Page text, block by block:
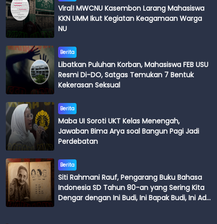
Viral! MWCNU Kasembon Larang Mahasiswa
KKN UMM Ikut Kegiatan Keagamaan Warga
NU
Berita
Libatkan Puluhan Korban, Mahasiswa FEB USU
Resmi Di-DO, Satgas Temukan 7 Bentuk
Kekerasan Seksual
Berita
Maba UI Soroti UKT Kelas Menengah,
Jawaban Bima Arya soal Bangun Pagi Jadi
Perdebatan
Berita
Siti Rahmani Rauf, Pengarang Buku Bahasa
Indonesia SD Tahun 80-an yang Sering Kita
Dengar dengan Ini Budi, Ini Bapak Budi, Ini Adik